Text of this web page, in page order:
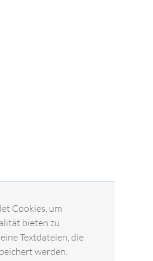
Cookies, um
bieten zu
Textdateien, die
werden.